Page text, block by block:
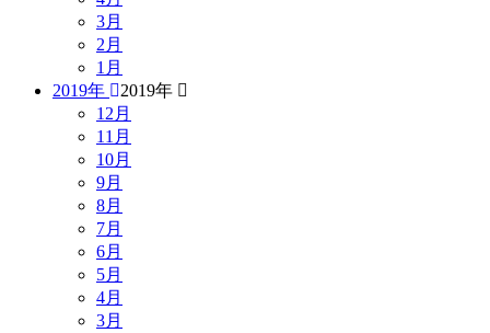
3月
2月
1月
2019年
2019年
12月
11月
10月
9月
8月
7月
6月
5月
4月
3月